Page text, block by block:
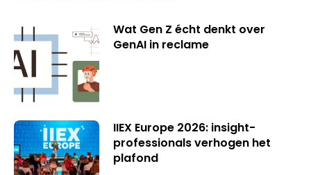
Wat Gen Z écht denkt over
GenAI in reclame
IIEX Europe 2026: insight-
professionals verhogen het
plafond